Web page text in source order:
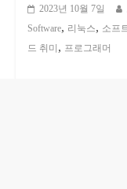
2023년 10월 7일
Software, 리눅스, 소프
드 취미 , 프로그래머